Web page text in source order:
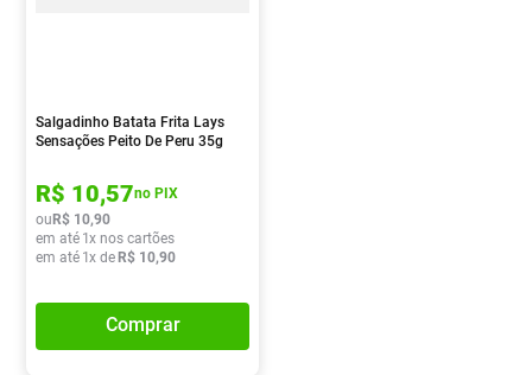
Salgadinho Batata Frita Lays
Sensações Peito De Peru 35g
R$ 10,57no PIX
ouR$ 10,90
em até 1x nos cartões
em até 1x deR$ 10,90
Comprar